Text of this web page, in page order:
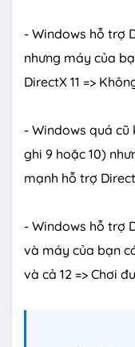
- Windows hỗ trợ
nhưng máy của
DirectX 11 =>
- Windows quá cũ
ghi 9 hoặc 10)
mạnh hỗ trợ
- Windows hỗ trợ
và máy của bạn
và cả 12 => Chơi